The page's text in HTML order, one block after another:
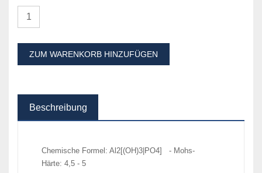
ZUM WARENKORB HINZUFÜGEN
Beschreibung
Chemische Formel: Al2[(OH)3|PO4] - Mohs-
Härte: 4,5 - 5